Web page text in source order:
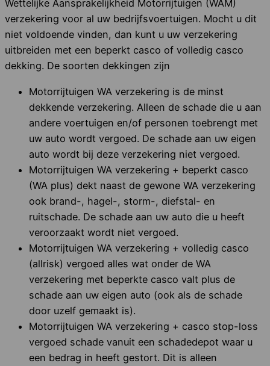
Wettelijke Aansprakelijkheid Motorrijtuigen (WAM)
verzekering voor al uw bedrijfsvoertuigen. Mocht u dit
niet voldoende vinden, dan kunt u uw verzekering
uitbreiden met een beperkt casco of volledig casco
dekking. De soorten dekkingen zijn
Motorrijtuigen WA verzekering is de minst
dekkende verzekering. Alleen de schade die u aan
andere voertuigen en/of personen toebrengt met
uw auto wordt vergoed. De schade aan uw eigen
auto wordt bij deze verzekering niet vergoed.
Motorrijtuigen WA verzekering + beperkt casco
(WA plus) dekt naast de gewone WA verzekering
ook brand-, hagel-, storm-, diefstal- en
ruitschade. De schade aan uw auto die u heeft
veroorzaakt wordt niet vergoed.
Motorrijtuigen WA verzekering + volledig casco
(allrisk) vergoed alles wat onder de WA
verzekering met beperkte casco valt plus de
schade aan uw eigen auto (ook als de schade
door uzelf gemaakt is).
Motorrijtuigen WA verzekering + casco stop-loss
vergoed schade vanuit een schadedepot waar u
een bedrag in heeft gestort. Dit is alleen